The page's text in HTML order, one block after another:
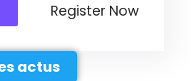
Register Now
actus